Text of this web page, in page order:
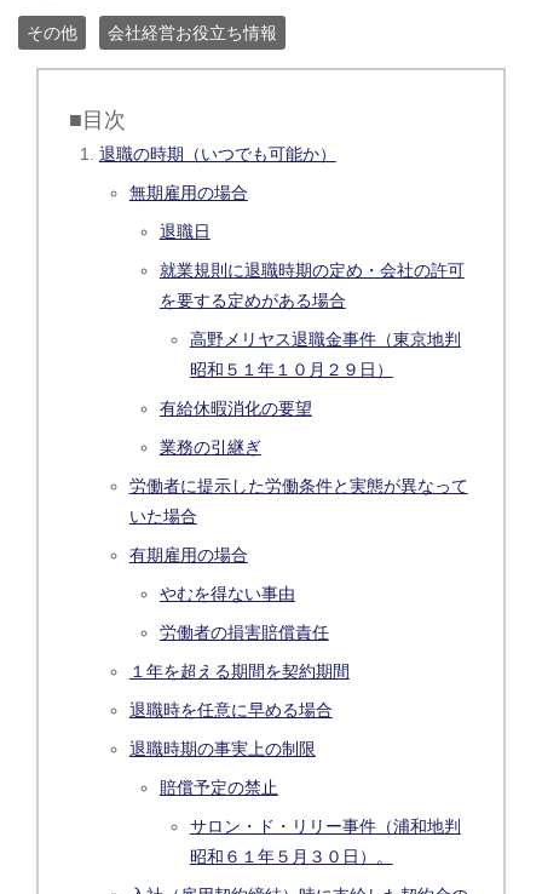
その他 会社経営お役立ち情報
■目次
退職の時期（いつでも可能か）
無期雇用の場合
退職日
就業規則に退職時期の定め・会社の許可
を要する定めがある場合
高野メリヤス退職金事件（東京地判
昭和５１年１０月２９日）
有給休暇消化の要望
業務の引継ぎ
労働者に提示した労働条件と実態が異なって
いた場合
有期雇用の場合
やむを得ない事由
労働者の損害賠償責任
１年を超える期間を契約期間
退職時を任意に早める場合
退職時期の事実上の制限
賠償予定の禁止
サロン・ド・リリー事件（浦和地判
昭和６１年５月３０日）。